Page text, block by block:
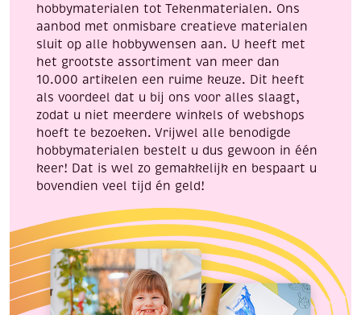
aantal
hobbymaterialen tot Tekenmaterialen. Ons
aanbod met onmisbare creatieve materialen
sluit op alle hobbywensen aan. U heeft met
het grootste assortiment van meer dan
10.000 artikelen een ruime keuze. Dit heeft
als voordeel dat u bij ons voor alles slaagt,
zodat u niet meerdere winkels of webshops
hoeft te bezoeken. Vrijwel alle benodigde
hobbymaterialen bestelt u dus gewoon in één
keer! Dat is wel zo gemakkelijk en bespaart u
bovendien veel tijd én geld!